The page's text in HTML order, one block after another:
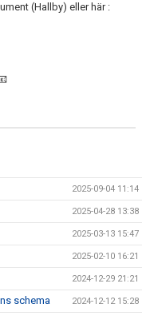
(Hallby) eller här :
2025-09-04 11:14
2025-04-28 13:38
2025-03-13 15:47
2025-02-10 16:21
2024-12-29 21:21
schema 2024-12-12 15:28